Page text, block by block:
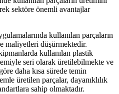
sektöre önemli avantajlar
kullanılan parçaların
maliyetleri düşürmektedir.
kullanılan plastik
seri olarak üretilebilmekte ve
daha kısa sürede temin
üretilen parçalar, dayanıklılık
sahip olmaktadır.